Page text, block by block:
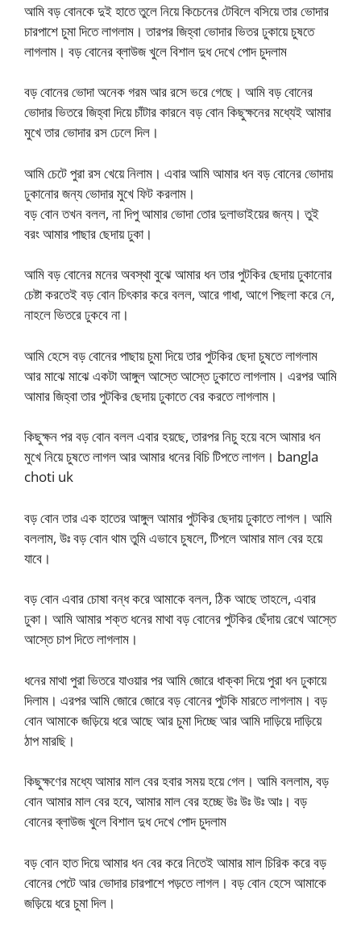
আমি বড় বোনকে দুই হাতে তুলে নিয়ে কিচেনের টেবিলে বসিয়ে তার ভোদার
চারপাশে চুমা দিতে লাগলাম। তারপর জিহ্বা ভোদার ভিতর ঢুকায়ে চুষতে
লাগলাম। বড় বোনের ব্লাউজ খুলে বিশাল দুধ দেখে পোদ চুদলাম
বড় বোনের ভোদা অনেক গরম আর রসে ভরে গেছে। আমি বড় বোনের
ভোদার ভিতরে জিহ্বা দিয়ে চাঁটার কারনে বড় বোন কিছুক্ষনের মধ্যেই আমার
মুখে তার ভোদার রস ঢেলে দিল।
আমি চেটে পুরা রস খেয়ে নিলাম। এবার আমি আমার ধন বড় বোনের ভোদায়
ঢুকানোর জন্য ভোদার মুখে ফিট করলাম।
বড় বোন তখন বলল, না দিপু আমার ভোদা তোর দুলাভাইয়ের জন্য। তুই
বরং আমার পাছার ছেদায় ঢুকা।
আমি বড় বোনের মনের অবস্থা বুঝে আমার ধন তার পুটকির ছেদায় ঢুকানোর
চেষ্টা করতেই বড় বোন চিৎকার করে বলল, আরে গাধা, আগে পিছলা করে নে,
নাহলে ভিতরে ঢুকবে না।
আমি হেসে বড় বোনের পাছায় চুমা দিয়ে তার পুটকির ছেদা চুষতে লাগলাম
আর মাঝে মাঝে একটা আঙ্গুল আস্তে আস্তে ঢুকাতে লাগলাম। এরপর আমি
আমার জিহ্বা তার পুটকির ছেদায় ঢুকাতে বের করতে লাগলাম।
কিছুক্ষন পর বড় বোন বলল এবার হয়ছে, তারপর নিচু হয়ে বসে আমার ধন
মুখে নিয়ে চুষতে লাগল আর আমার ধনের বিচি টিপতে লাগল। bangla
choti uk
বড় বোন তার এক হাতের আঙ্গুল আমার পুটকির ছেদায় ঢুকাতে লাগল। আমি
বললাম, উঃ বড় বোন থাম তুমি এভাবে চুষলে, টিপলে আমার মাল বের হয়ে
যাবে।
বড় বোন এবার চোষা বন্ধ করে আমাকে বলল, ঠিক আছে তাহলে, এবার
ঢুকা। আমি আমার শক্ত ধনের মাথা বড় বোনের পুটকির ছেঁদায় রেখে আস্তে
আস্তে চাপ দিতে লাগলাম।
ধনের মাথা পুরা ভিতরে যাওয়ার পর আমি জোরে ধাক্কা দিয়ে পুরা ধন ঢুকায়ে
দিলাম। এরপর আমি জোরে জোরে বড় বোনের পুটকি মারতে লাগলাম। বড়
বোন আমাকে জড়িয়ে ধরে আছে আর চুমা দিচ্ছে আর আমি দাড়িয়ে দাড়িয়ে
ঠাপ মারছি।
কিছুক্ষণের মধ্যে আমার মাল বের হবার সময় হয়ে গেল। আমি বললাম, বড়
বোন আমার মাল বের হবে, আমার মাল বের হচ্ছে উঃ উঃ উঃ আঃ। বড়
বোনের ব্লাউজ খুলে বিশাল দুধ দেখে পোদ চুদলাম
বড় বোন হাত দিয়ে আমার ধন বের করে নিতেই আমার মাল চিরিক করে বড়
বোনের পেটে আর ভোদার চারপাশে পড়তে লাগল। বড় বোন হেসে আমাকে
জড়িয়ে ধরে চুমা দিল।